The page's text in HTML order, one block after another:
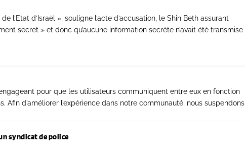
l’Etat d’Israël », souligne l’acte d’accusation, le Shin Beth assurant
secret » et donc qu’aucune information secrète n’avait été transmise
pour que les utilisateurs communiquent entre eux en fonction
Afin d’améliorer l’expérience dans notre communauté, nous suspendons
syndicat de police